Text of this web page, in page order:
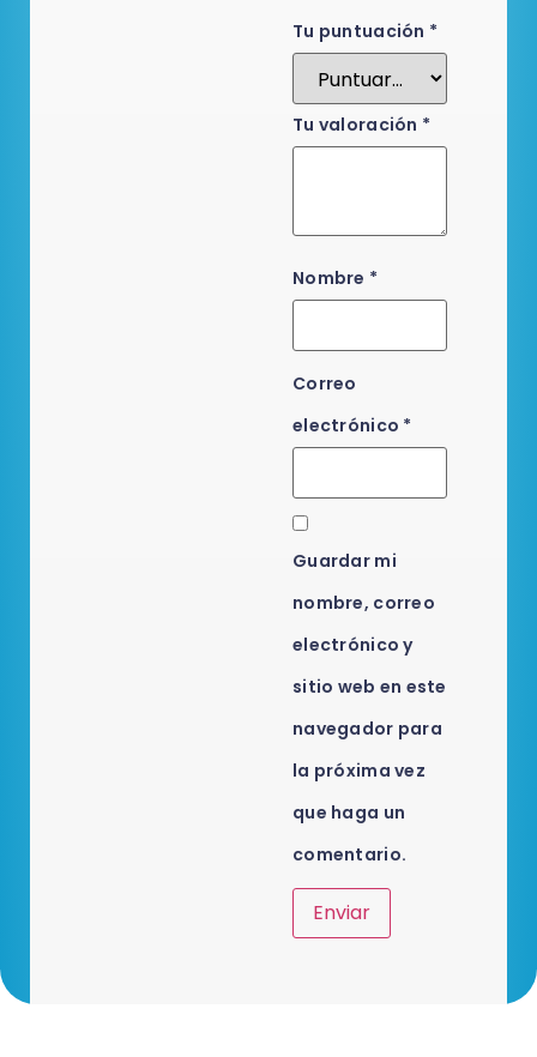
Tu puntuación *
Tu valoración *
Nombre *
Correo
electrónico *
Guardar mi
nombre, correo
electrónico y
sitio web en este
navegador para
la próxima vez
que haga un
comentario.